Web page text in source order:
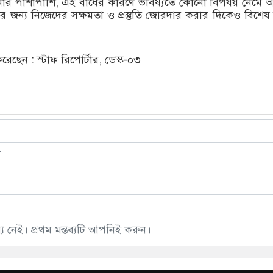
জন্য নিজেদের সক্ষমতা ও প্রস্তুতি জোরদার করার দিকেও
: স্টাফ রিপোর্টার, ডেস্ক-০৩
প্রথম মন্তব্যটি আপনিই করুন।